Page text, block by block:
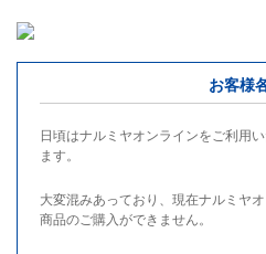
お客様
日頃はナルミヤオンラインをご利用
ます。
大変混みあっており、現在ナルミヤ
商品のご購入ができません。